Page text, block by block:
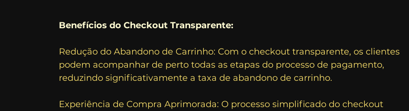
Benefícios do Checkout Transparente:
Redução do Abandono de Carrinho: Com o checkout transparente, os clientes
podem acompanhar de perto todas as etapas do processo de pagamento,
reduzindo significativamente a taxa de abandono de carrinho.
Experiência de Compra Aprimorada: O processo simplificado do checkout